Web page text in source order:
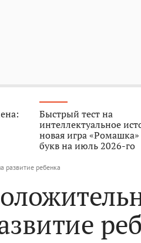
Быстрый тест на
интеллектуальное
новая игра
букв на июль 2026-го
развитие ребенка